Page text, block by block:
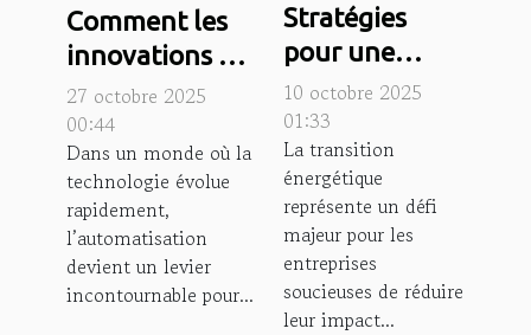
Comment les
innovations en
automatisation
améliorent-
elles les PME ?
27 octobre 2025
00:44
Dans un monde où la
technologie évolue
rapidement,
l’automatisation
devient un levier
incontournable pour...
Stratégies
pour une
transition
énergétique
efficace dans
votre
entreprise
10 octobre 2025
01:33
La transition
énergétique
représente un défi
majeur pour les
entreprises
soucieuses de réduire
leur impact...